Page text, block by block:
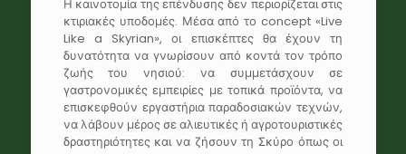
Η καινοτομία της επένδυσης δεν περιορίζεται στις
κτιριακές υποδομές. Μέσα από το concept «Live
Like a Skyrian», οι επισκέπτες θα έχουν τη
δυνατότητα να γνωρίσουν από κοντά τον τρόπο
ζωής του νησιού: να συμμετάσχουν σε
γαστρονομικές εμπειρίες με τοπικά προϊόντα, να
επισκεφθούν εργαστήρια παραδοσιακών τεχνών,
να λάβουν μέρος σε αλιευτικές ή αγροτουριστικές
δραστηριότητες και να ζήσουν τη Σκύρο όπως οι